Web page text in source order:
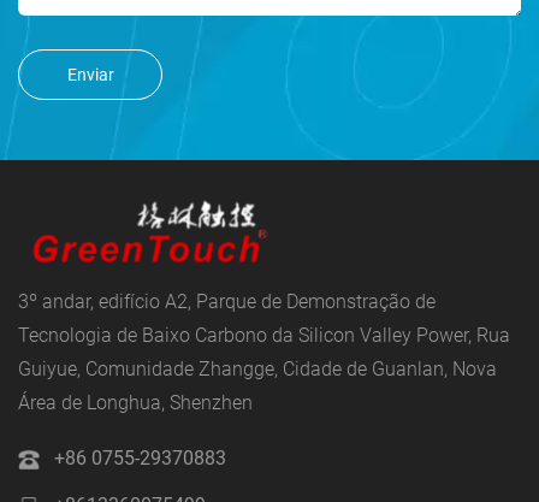
Enviar
3º andar, edifício A2, Parque de Demonstração de
Tecnologia de Baixo Carbono da Silicon Valley Power, Rua
Guiyue, Comunidade Zhangge, Cidade de Guanlan, Nova
Área de Longhua, Shenzhen
+86 0755-29370883